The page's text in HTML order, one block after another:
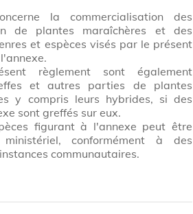
la commercialisation des
de plantes maraîchères et des
et espèces visés par le présent
règlement sont également
et autres parties de plantes
y compris leurs hybrides, si des
sont greffés sur eux.
figurant à l'annexe peut être
conformément à des
communautaires.